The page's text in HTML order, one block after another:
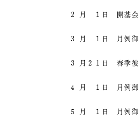
２ 月 １日 開基会
３ 月 １日 月例御
３ 月２１日 春季
４ 月 １日 月例
５ 月 １日 月例御